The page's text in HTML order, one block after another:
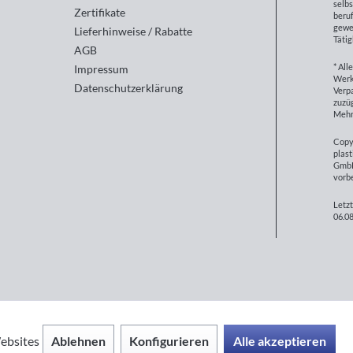
Zertifikate
Lieferhinweise / Rabatte
AGB
Impressum
Datenschutzerklärung
*
Ablehnen Konfigurieren Alle akzeptieren